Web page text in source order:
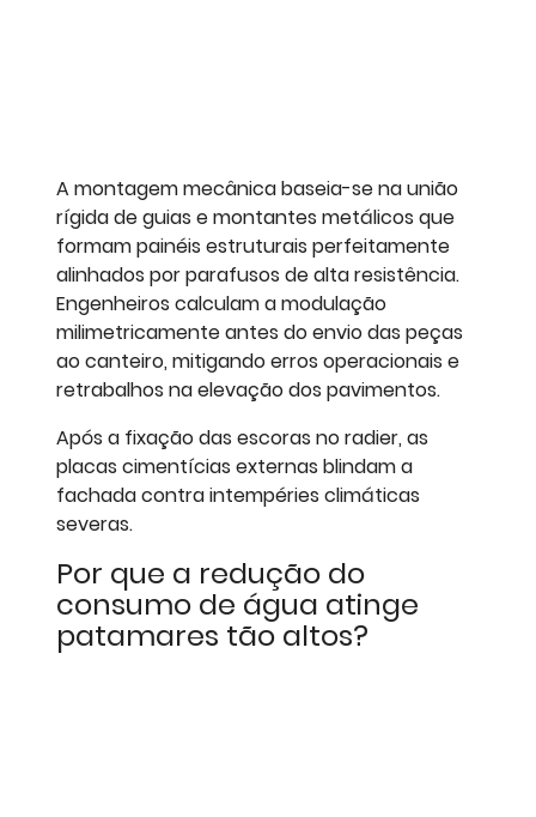
A montagem mecânica baseia-se na união
rígida de guias e montantes metálicos que
formam painéis estruturais perfeitamente
alinhados por parafusos de alta resistência.
Engenheiros calculam a modulação
milimetricamente antes do envio das peças
ao canteiro, mitigando erros operacionais e
retrabalhos na elevação dos pavimentos.
Após a fixação das escoras no radier, as
placas cimentícias externas blindam a
fachada contra intempéries climáticas
severas.
Por que a redução do
consumo de água atinge
patamares tão altos?